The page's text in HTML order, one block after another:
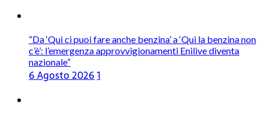
“Da ‘Qui ci puoi fare anche benzina’ a ‘Qui la benzina non
c’è’: l’emergenza approvvigionamenti Enilive diventa
nazionale”
6 Agosto 20261